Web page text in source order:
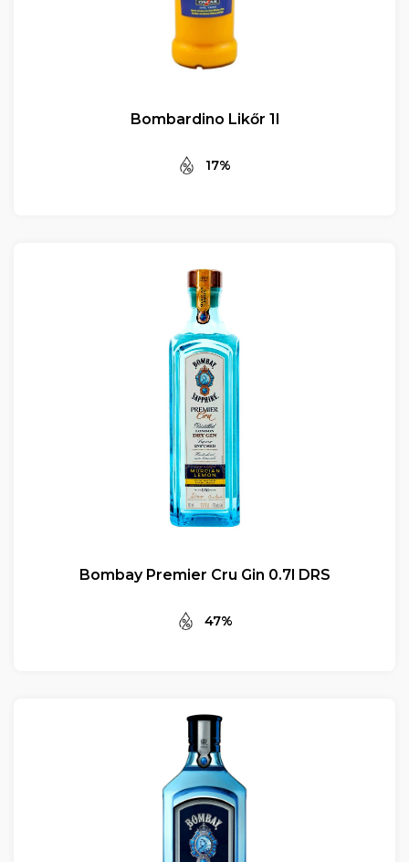
Bombardino Likőr 1l
17%
Bombay Premier Cru Gin 0.7l DRS
47%